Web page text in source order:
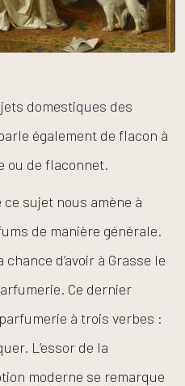
domestiques des
également de flacon à
ou de flaconnet.
ce sujet nous amène à
de manière générale.
d’avoir à Grasse le
Ce dernier
à trois verbes :
L’essor de la
moderne se remarque